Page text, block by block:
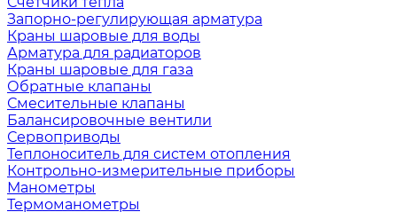
Запорно-регулирующая арматура
Краны шаровые для воды
Арматура для радиаторов
Краны шаровые для газа
Обратные клапаны
Смесительные клапаны
Балансировочные вентили
Сервоприводы
Теплоноситель для систем отопления
Контрольно-измерительные приборы
Манометры
Термоманометры